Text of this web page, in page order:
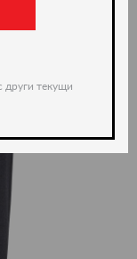
други текущи